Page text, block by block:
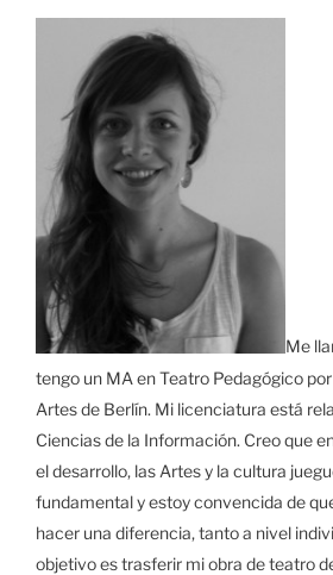
Me
tengo un MA en Teatro Pedagógico
Artes de Berlín. Mi licenciatura está
Ciencias de la Información. Creo que
el desarrollo, las Artes y la cultura
fundamental y estoy convencida de
hacer una diferencia, tanto a nivel
objetivo es trasferir mi obra de teatro